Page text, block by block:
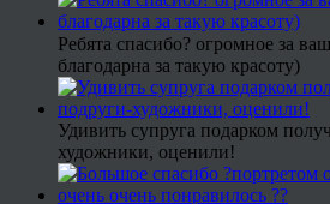
Ребята спасибо? огромное за
благодарна за такую красоту)
Удивить супруга подарком
художники, оценили!